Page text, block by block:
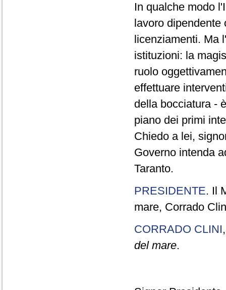
In qualche modo
lavoro dipendente
licenziamenti. Ma
istituzioni: la
ruolo
effettuare
della bocciatura -
piano dei primi
Chiedo a lei,
Governo intenda
Taranto.
PRESIDENTE. Il
mare, Corrado
CORRADO CLINI
del mare.